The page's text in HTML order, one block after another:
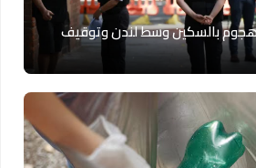
في هجوم بالسكين وسط لندن وتوقيف